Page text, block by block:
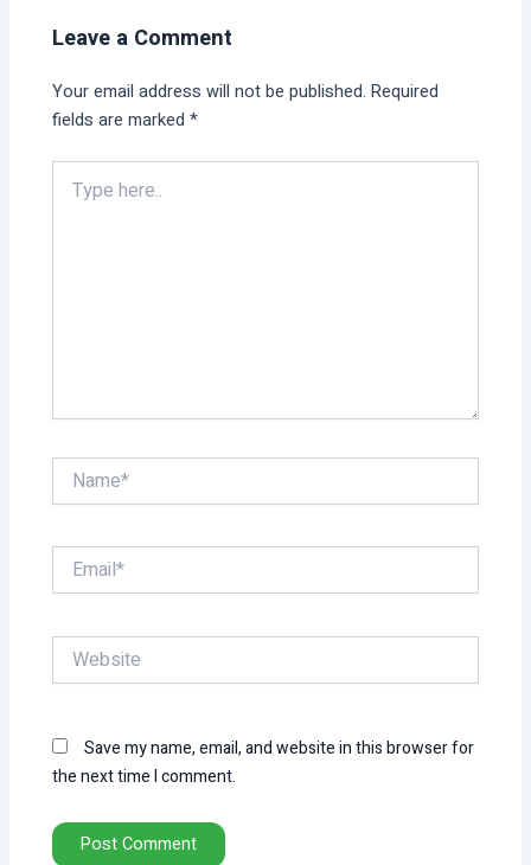
Leave a Comment
Your email address will not be published. Required
fields are marked*
here..
Name*
Email*
Website
Save my name, email, and website in this browser for
the next time I comment.